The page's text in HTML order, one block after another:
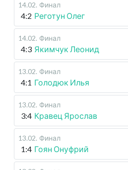
14.02. Финал
4:2 Реготун Олег
14.02. Финал
4:3 Якимчук Леонид
13.02. Финал
4:1 Голодюк Илья
13.02. Финал
3:4 Кравец Ярослав
13.02. Финал
1:4 Гоян Онуфрий